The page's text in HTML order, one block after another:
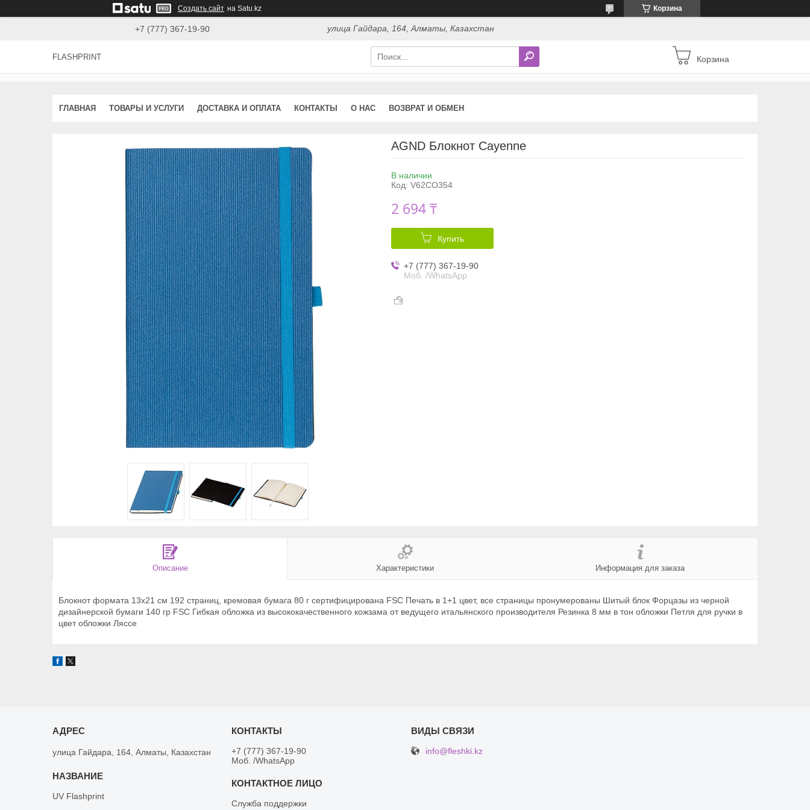
Создать сайт на Satu.kz Корзина
+7 (777) 367-19-90 улица Гайдара, 164, Алматы, Казахстан
FLASHPRINT Корзина
ГЛАВНАЯ ТОВАРЫ И УСЛУГИ ДОСТАВКА И ОПЛАТА КОНТАКТЫ О НАС ВОЗВРАТ И ОБМЕН
AGND Блокнот Cayenne
В наличии
Код: V62CO354
2 694 ₸
Купить
+7 (777) 367-19-90
Моб. /WhatsApp
Описание Характеристики Информация для заказа
Блокнот формата 13х21 см 192 страниц, кремовая бумага 80 г сертифицирована FSC Печать в 1+1 цвет, все страницы пронумерованы Шитый блок Форцазы из черной
дизайнерской бумаги 140 гр FSC Гибкая обложка из высококачественного кожзама от ведущего итальянского производителя Резинка 8 мм в тон обложки Петля для ручки в
цвет обложки Ляссе
улица Гайдара, 164, Алматы, Казахстан
UV Flashprint
+7 (777) 367-19-90
Моб. /WhatsApp
Служба поддержки
info@fleshki.kz